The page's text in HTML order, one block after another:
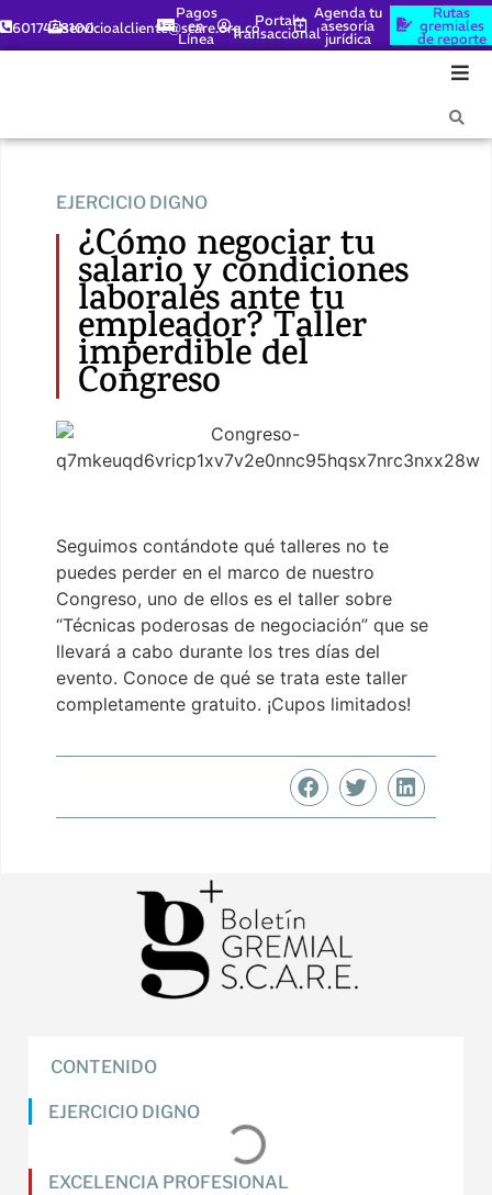
6017448100servicioalcliente@scare.org.co
Pagos
en
Línea
Portal
Transaccional
Agenda tu
asesoría
jurídica
Rutas
gremiales
de reporte
EJERCICIO DIGNO
¿Cómo negociar tu
salario y condiciones
laborales ante tu
empleador? Taller
imperdible del
Congreso
Seguimos contándote qué talleres no te
puedes perder en el marco de nuestro
Congreso, uno de ellos es el taller sobre
“Técnicas poderosas de negociación” que se
llevará a cabo durante los tres días del
evento. Conoce de qué se trata este taller
completamente gratuito. ¡Cupos limitados!
CONTENIDO
EJERCICIO DIGNO
EXCELENCIA PROFESIONAL